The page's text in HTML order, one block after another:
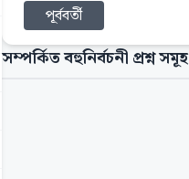
পূর্ববর্তী
সম্পর্কিত বহুনির্বচনী প্রশ্ন সমূহ